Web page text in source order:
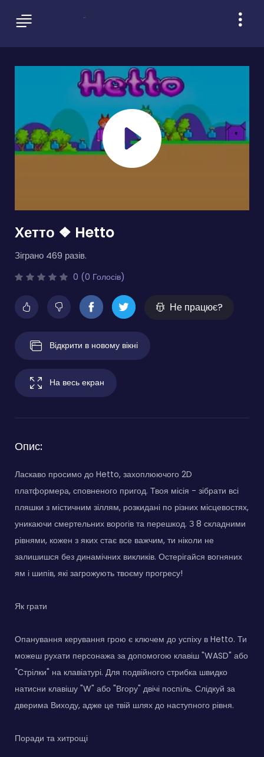
Хетто ❖ Hetto
Зіграно 469 разів.
0 (0 Голосів)
Не працює?
Відкрити в новому вікні
На весь екран
Опис:
Ласкаво просимо до Hetto, захоплюючого 2D
платформера, сповненого пригод. Твоя місія - зібрати всі
пляшки з містичним зіллям, розкидані по різних місцевостях,
уникаючи смертельних ворогів та перешкод. З 8 складними
рівнями, кожен з яких стає все важчим, ти ніколи не
залишишся без динамічних викликів. Остерігайся вогняних
ям і шипів, які загрожують твоєму прогресу!
Як грати
Опанування керування грою є ключем до успіху в Hetto. Ти
можеш рухати персонажа за допомогою клавіш "WASD" або
"Стрілки" на клавіатурі. Для подвійного стрибка швидко
натисни клавішу "W" або "Вгору" двічі поспіль. Слідкуй за
дверима Виходу, адже це твій шлях до наступного рівня.
Поради та хитрощі